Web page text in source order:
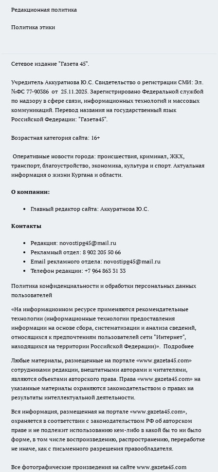
Редакционная политика
Политика этики
Сетевое издание "Газета 45".
Учредитель Аккуратнова Ю.С. Свидетельство о регистрации СМИ: Эл.
№ФС 77-90386 от 25.11.2025. Зарегистрировано Федеральной службой
по надзору в сфере связи, информационных технологий и массовых
коммуникаций. Перевод названия на государственный язык
Российской Федерации: "Газета45".
Возрастная категория сайта: 16+
Оперативные новости города: происшествия, криминал, ЖКХ,
транспорт, благоустройство, экономика, культура и спорт. Актуальная
информация о жизни Кургана и области.
О компании:
Главный редактор сайта: Аккуратнова Ю.С.
Контакты
Редакция: novostipg45@mail.ru
Рекламный отдел: 8 902 205 50 66
Email рекламного отдела: novostipg45@mail.ru
Телефон редакции: +7 964 863 31 33
Политика конфиденциальности и обработки персональных данных
пользователей
«На информационном ресурсе применяются рекомендательные
технологии (информационные технологии предоставления
информации на основе сбора, систематизации и анализа сведений,
относящихся к предпочтениям пользователей сети "Интернет",
находящихся на территории Российской Федерации)». Подробнее
Любые материалы, размещенные на портале «www.gazeta45.com»
сотрудниками редакции, внештатными авторами и читателями,
являются объектами авторского права. Права «www.gazeta45.com» на
указанные материалы охраняются законодательством о правах на
результаты интеллектуальной деятельности.
Вся информация, размещенная на портале «www.gazeta45.com»,
охраняется в соответствии с законодательством РФ об авторском
праве и не подлежит использованию кем-либо в какой бы то ни было
форме, в том числе воспроизведению, распространению, переработке
не иначе, как с письменного разрешения правообладателя.
Все фотографические произведения на сайте www.gazeta45.com